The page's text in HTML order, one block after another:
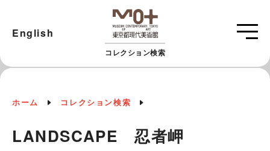
コレクション検索
English
ホーム コレクション検索
LANDSCAPE 忍者岬